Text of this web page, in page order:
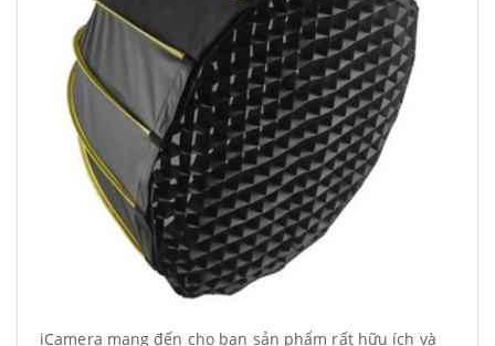
iCamera mang đến cho bạn sản phẩm rất hữu ích và